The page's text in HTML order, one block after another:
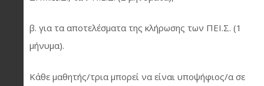
β. για τα αποτελέσματα της κλήρωσης των ΠΕΙ.Σ. (1
μήνυμα).
Κάθε μαθητής/τρια μπορεί να είναι υποψήφιος/α σε